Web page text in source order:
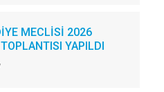
MECLİSİ 2026
YAPILDI